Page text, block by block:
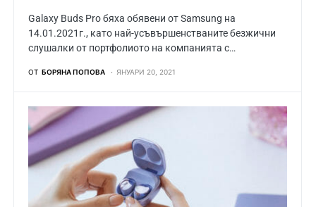
Galaxy Buds Pro бяха обявени от Samsung на
14.01.2021г., като най-усъвършенстваните безжични
слушалки от портфолиото на компанията с…
ОТ БОРЯНА ПОПОВА ЯНУАРИ 20, 2021